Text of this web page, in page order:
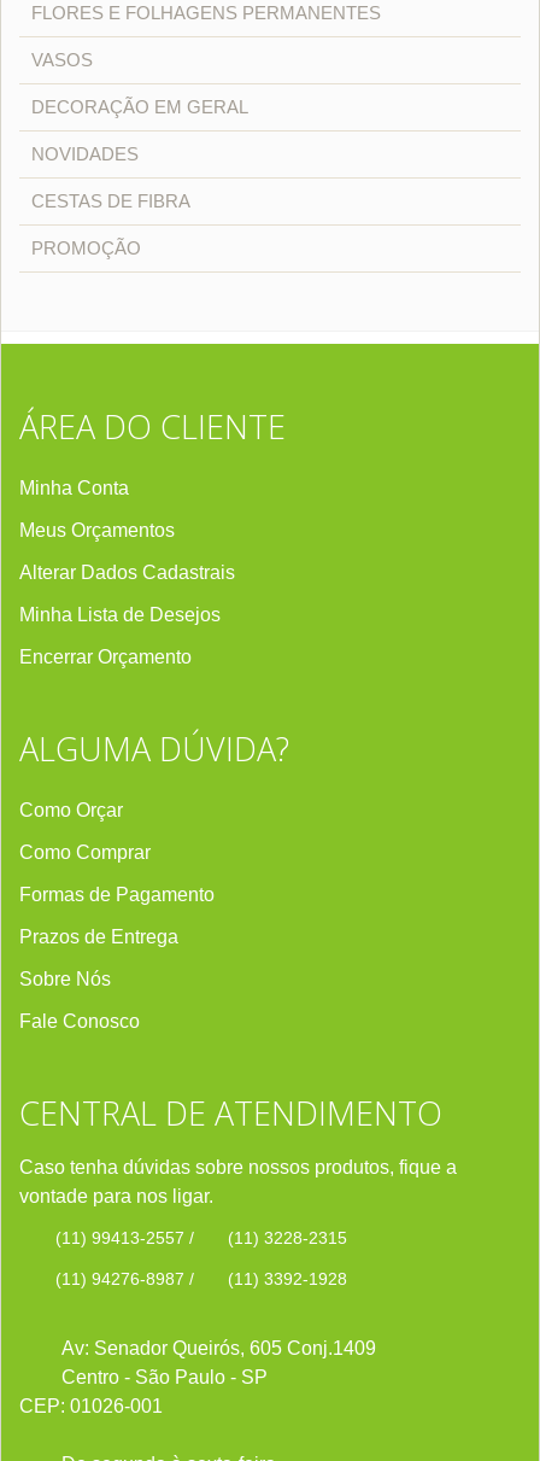
FLORES E FOLHAGENS PERMANENTES
VASOS
DECORAÇÃO EM GERAL
NOVIDADES
CESTAS DE FIBRA
PROMOÇÃO
ÁREA DO CLIENTE
Minha Conta
Meus Orçamentos
Alterar Dados Cadastrais
Minha Lista de Desejos
Encerrar Orçamento
ALGUMA DÚVIDA?
Como Orçar
Como Comprar
Formas de Pagamento
Prazos de Entrega
Sobre Nós
Fale Conosco
CENTRAL DE ATENDIMENTO
Caso tenha dúvidas sobre nossos produtos, fique a
vontade para nos ligar.
(11) 99413-2557 / (11) 3228-2315
(11) 94276-8987 / (11) 3392-1928
Av: Senador Queirós, 605 Conj.1409
Centro - São Paulo - SP
CEP: 01026-001